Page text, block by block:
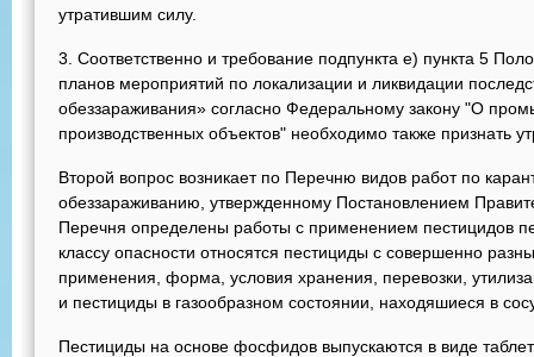
утратившим силу.
3. Соответственно и требование подпункта е) пункта 5
планов мероприятий по локализации и ликвидации
обеззараживания» согласно Федеральному закону "О
производственных объектов" необходимо также признать
Второй вопрос возникает по Перечню видов работ по
обеззараживанию, утвержденному Постановлением
Перечня определены работы с применением пестицидов
классу опасности относятся пестициды с совершенно
применения, форма, условия хранения, перевозки,
и пестициды в газообразном состоянии, находяшиеся в
Пестициды на основе фосфидов выпускаются в виде